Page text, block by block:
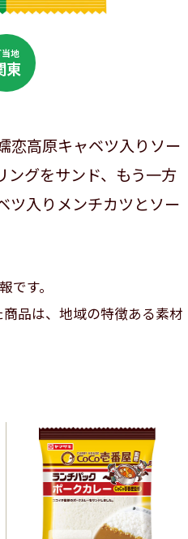
当地
東
恋高原キャベツ入りソー
ングをサンド、もう一方
ツ入りメンチカツとソー
です。
商品は、地域の特徴ある素材